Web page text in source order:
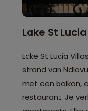
Lake St
Lake St Lucia
strand van
met een balkon,
restaurant. Je